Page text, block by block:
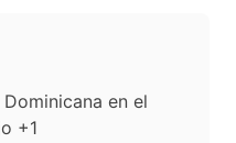
en el
+1